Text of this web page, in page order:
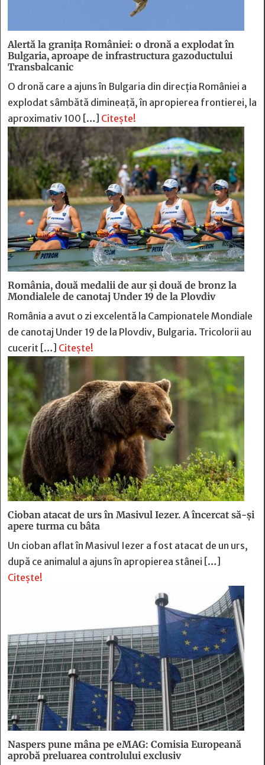
Alertă la granița României: o dronă a explodat în
Bulgaria, aproape de infrastructura gazoductului
Transbalcanic
O dronă care a ajuns în Bulgaria din direcția României a
explodat sâmbătă dimineață, în apropierea frontierei, la
aproximativ 100 […] Citește!
România, două medalii de aur și două de bronz la
Mondialele de canotaj Under 19 de la Plovdiv
România a avut o zi excelentă la Campionatele Mondiale
de canotaj Under 19 de la Plovdiv, Bulgaria. Tricolorii au
cucerit […] Citește!
Cioban atacat de urs în Masivul Iezer. A încercat să-și
apere turma cu bâta
Un cioban aflat în Masivul Iezer a fost atacat de un urs,
după ce animalul a ajuns în apropierea stânei […]
Citește!
Naspers pune mâna pe eMAG: Comisia Europeană
aprobă preluarea controlului exclusiv